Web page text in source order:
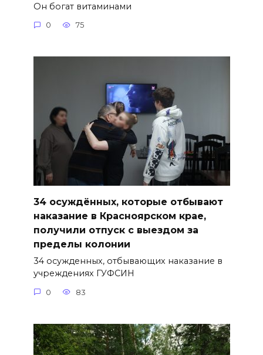
Он богат витаминами
0 75
34 осуждённых, которые отбывают
наказание в Красноярском крае,
получили отпуск с выездом за
пределы колонии
34 осужденных, отбывающих наказание в
учреждениях ГУФСИН
0 83